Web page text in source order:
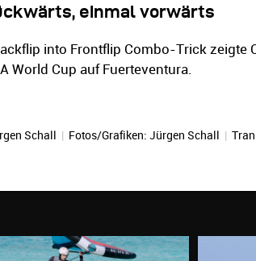
einmal vorwärts
into Frontflip Combo-Trick zeigte
World Cup auf Fuerteventura.
Schall | Fotos/Grafiken: Jürgen Schall |